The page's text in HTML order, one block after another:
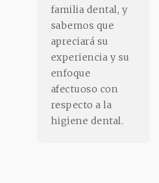
familia dental, y
sabemos que
apreciará su
experiencia y su
enfoque
afectuoso con
respecto a la
higiene dental.